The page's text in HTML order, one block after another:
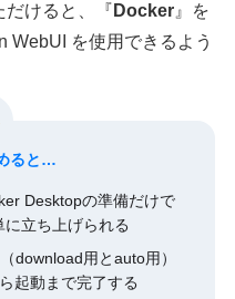
だけると、『 Docker』を
WebUI を使用できるよう
ると…
Desktopの準備だけで
立ち上げられる
download用とauto用）
起動まで完了する